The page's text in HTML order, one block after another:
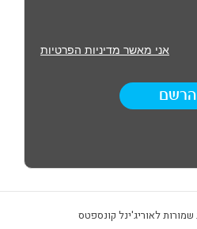
אני מאשר מדיניות הפרטיות
הרשם